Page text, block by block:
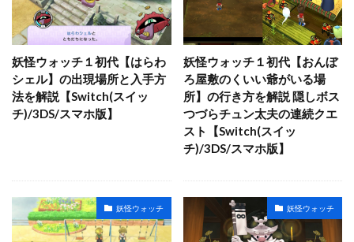
妖怪ウォッチ１初代【はらわ
シェル】の出現場所と入手方
法を解説【Switch(スイッ
チ)/3DS/スマホ版】
妖怪ウォッチ１初代【おんぼ
ろ屋敷のくいい爺がいる場
所】の行き方を解説 隠しボス
つづらチュン太夫の連続クエ
スト【Switch(スイッ
チ)/3DS/スマホ版】
妖怪ウォッチ 妖怪ウォッチ